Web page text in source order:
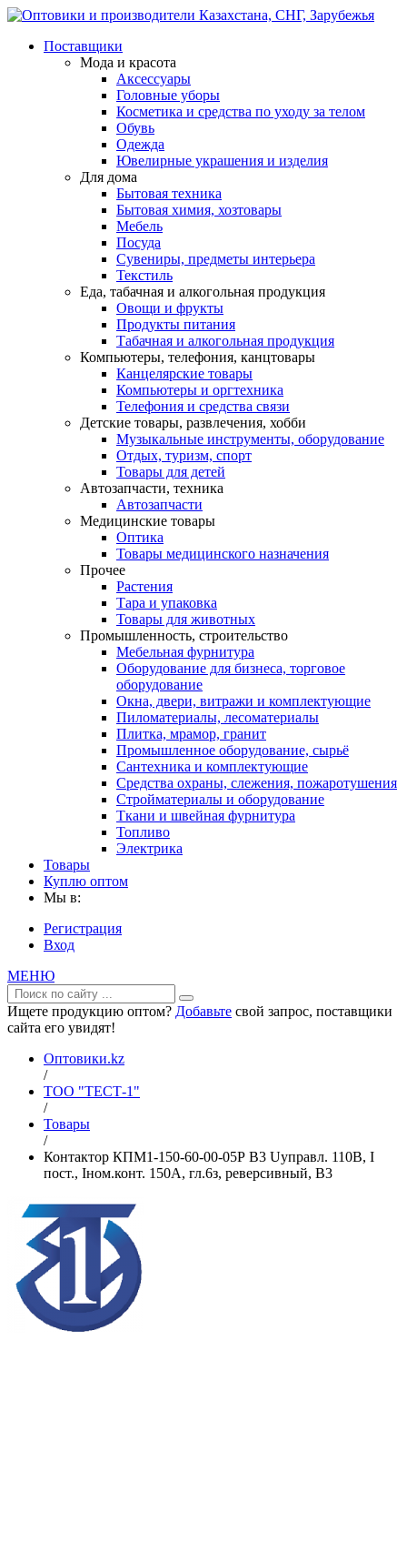
Поставщики
Мода и красота
Аксессуары
Головные уборы
Косметика и средства по уходу за телом
Обувь
Одежда
Ювелирные украшения и изделия
Для дома
Бытовая техника
Бытовая химия, хозтовары
Мебель
Посуда
Сувениры, предметы интерьера
Текстиль
Еда, табачная и алкогольная продукция
Овощи и фрукты
Продукты питания
Табачная и алкогольная продукция
Компьютеры, телефония, канцтовары
Канцелярские товары
Компьютеры и оргтехника
Телефония и средства связи
Детские товары, развлечения, хобби
Музыкальные инструменты, оборудование
Отдых, туризм, спорт
Товары для детей
Автозапчасти, техника
Автозапчасти
Медицинские товары
Оптика
Товары медицинского назначения
Прочее
Растения
Тара и упаковка
Товары для животных
Промышленность, строительство
Мебельная фурнитура
Оборудование для бизнеса, торговое
оборудование
Окна, двери, витражи и комплектующие
Пиломатериалы, лесоматериалы
Плитка, мрамор, гранит
Промышленное оборудование, сырьё
Сантехника и комплектующие
Средства охраны, слежения, пожаротушения
Стройматериалы и оборудование
Ткани и швейная фурнитура
Топливо
Электрика
Товары
Куплю оптом
Мы в:
Регистрация
Вход
МЕНЮ
Ищете продукцию оптом? Добавьте свой запрос, поставщики
сайта его увидят!
Оптовики.kz
/
ТОО "ТЕСТ-1"
/
Товары
/
Контактор КПМ1-150-60-00-05Р В3 Uуправл. 110В, I
пост., Iном.конт. 150А, гл.6з, реверсивный, В3